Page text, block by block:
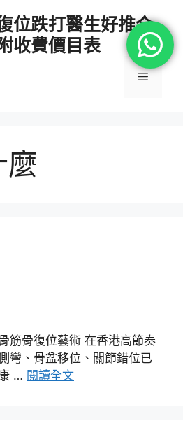
位跌打醫生好推介
收費價目表
選
麼
筋骨復位藝術 在香港高節奏
彎、骨盆移位、關節錯位已
… 閱讀全文